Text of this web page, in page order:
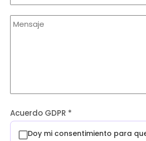
Acuerdo GDPR *
Doy mi consentimiento para